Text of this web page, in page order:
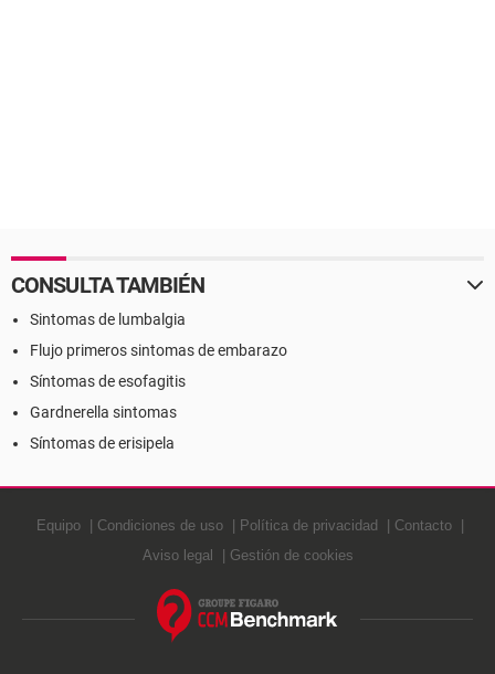
CONSULTA TAMBIÉN
Sintomas de lumbalgia
Flujo primeros sintomas de embarazo
Síntomas de esofagitis
Gardnerella sintomas
Síntomas de erisipela
Equipo Condiciones de uso Política de privacidad
Contacto
Aviso legal
Gestión de cookies